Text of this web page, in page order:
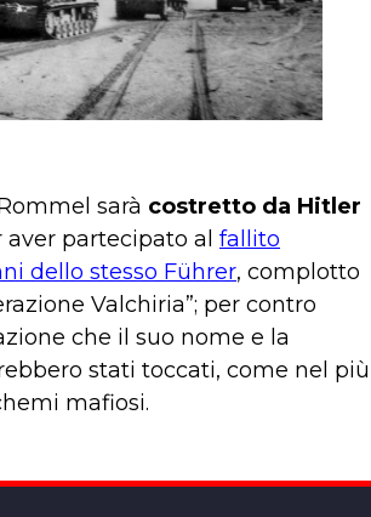
sarà costretto da Hitler
aver partecipato al fallito
dello stesso Führer, complotto
Valchiria”; per contro
che il suo nome e la
stati toccati, come nel più
mafiosi.